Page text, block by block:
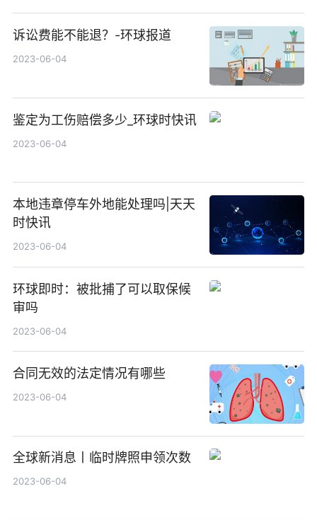
诉讼费能不能退？-环球报道
2023-06-04
鉴定为工伤赔偿多少_环球时快讯
2023-06-04
本地违章停车外地能处理吗|天天
时快讯
2023-06-04
环球即时：被批捕了可以取保候
审吗
2023-06-04
合同无效的法定情况有哪些
2023-06-04
全球新消息丨临时牌照申领次数
2023-06-04